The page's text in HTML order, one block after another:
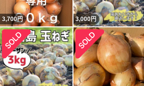
3,700円 3,000円